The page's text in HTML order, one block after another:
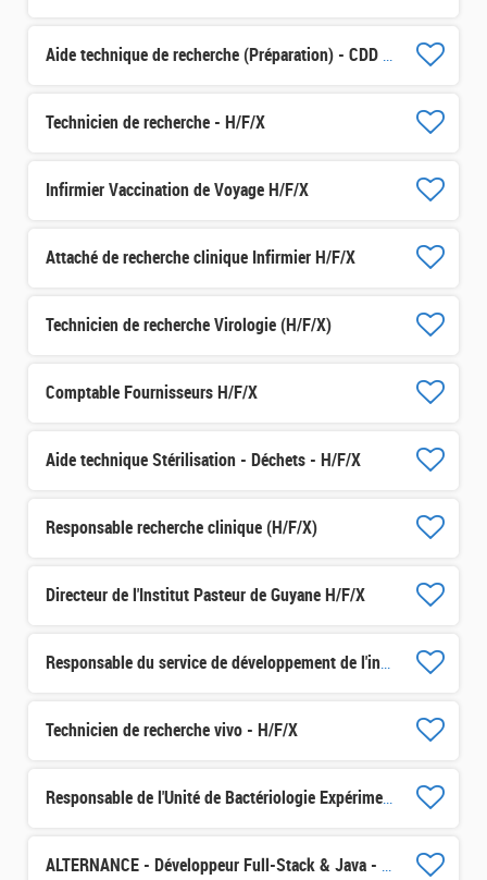
Aide technique de recherche (Préparation) - CDD 3 mois H/F/X
Technicien de recherche - H/F/X
Infirmier Vaccination de Voyage H/F/X
Attaché de recherche clinique Infirmier H/F/X
Technicien de recherche Virologie (H/F/X)
Comptable Fournisseurs H/F/X
Aide technique Stérilisation - Déchets - H/F/X
Responsable recherche clinique (H/F/X)
Directeur de l'Institut Pasteur de Guyane H/F/X
Responsable du service de développement de l'innovation H/F/X
Technicien de recherche vivo - H/F/X
Responsable de l'Unité de Bactériologie Expérimentale (UBE) -
ALTERNANCE - Développeur Full-Stack & Java - H/F/X